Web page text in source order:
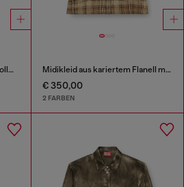
Midikleid aus behandeltem Wollmischgewebe-Strick Midikleid aus kariertem Flanell mit breitem Gürtel
€ 350,00
2 FARBEN